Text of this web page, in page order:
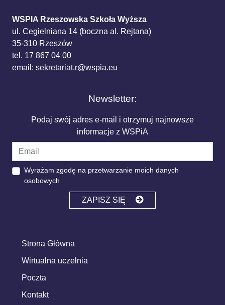
WSPIA Rzeszowska Szkoła Wyższa
ul. Cegielniana 14 (boczna al. Rejtana)
35-310 Rzeszów
tel. 17 867 04 00
email: sekretariat.r@wspia.eu
Newsletter:
Podaj swój adres e-mail i otrzymuj najnowsze
informacje z WSPiA
Wyrażam zgodę na przetwarzanie moich danych
osobowych
ZAPISZ SIĘ
Strona Główna
Wirtualna uczelnia
Poczta
Kontakt